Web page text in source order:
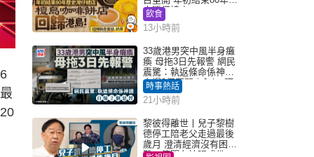
史灣仔總店
飲食
13小時前
33歲港男突中風半身癱
瘓 母拖3日先報警 網民
震驚：執返條命係神蹟
自爆2個惡習｜Juicy叮
時事熱話
21小時前
黎彼得離世丨兒子黎樹
德停工陪老父走過最後
歲月 澄清經濟沒有困
難：傳聞有誇張成份